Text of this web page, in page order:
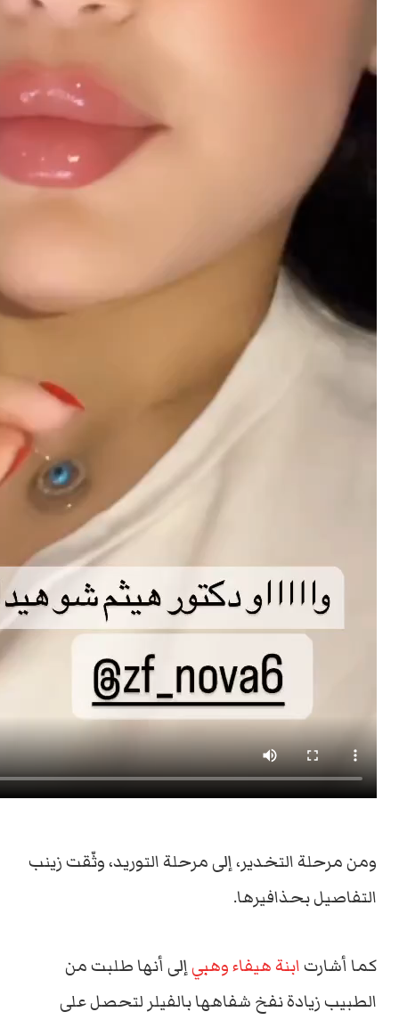
ومن مرحلة التخدير، إلى مرحلة التوريد، وثّقت زينب
التفاصيل بحذافيرها.
كما أشارتابنة هيفاء وهبيإلى أنها طلبت من
الطبيب زيادة نفخ شفاهها بالفيلر لتحصل على